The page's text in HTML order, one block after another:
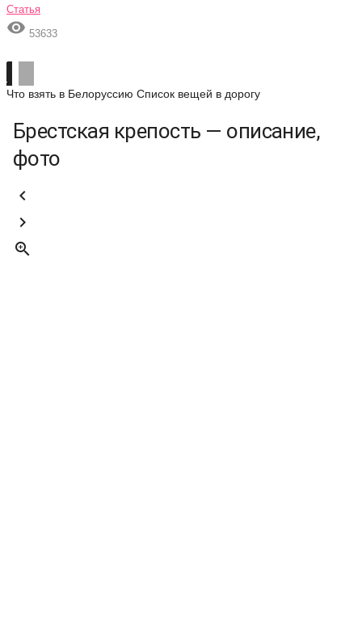
Статья
 53633
Что взять в Белоруссию Список вещей в дорогу
Брестская крепость — описание,
фото


